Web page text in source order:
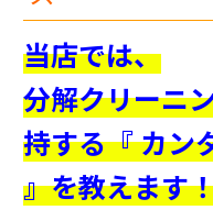
当店では、
分解クリーニ
持する『 カン
』を教えます